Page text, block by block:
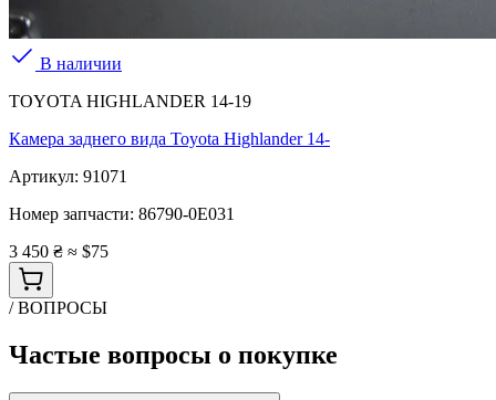
В наличии
TOYOTA HIGHLANDER 14-19
Камера заднего вида Toyota Highlander 14-
Артикул: 91071
Номер запчасти: 86790-0E031
3 450 ₴ ≈ $75
/ ВОПРОСЫ
Частые вопросы о покупке